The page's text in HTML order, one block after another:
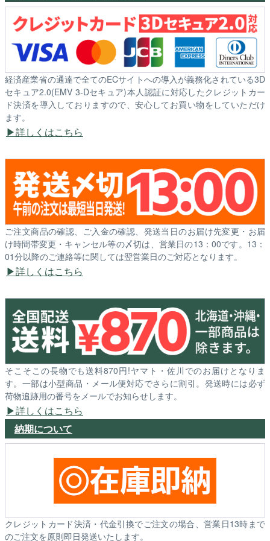
経済産業省の通達で全てのECサイトへの導入が義務化されている3D
セキュア2.0(EMV 3-Dセキュア)本人認証に対応したクレジットカー
ド決済を導入しておりますので、安心してお買い物をしていただけ
ます。
詳しくはこちら
ご注文商品の確認、ご入金の確認、発送当日のお届け先変更・お届
け時間帯変更・キャンセル等の〆切は、営業日の13：00です。13：
01分以降のご連絡等に関しては翌営業日のご対応となります。
詳しくはこちら
そこそこの長物でも送料870円!ヤマト・佐川でのお届けとなりま
す。一部は小型商品・メール便対応でさらに割引。発送時には必ず
荷物追跡用の番号をメールでお知らせします。
詳しくはこちら
納期について
クレジットカード決済・代金引換でご注文の場合、営業日13時まで
のご注文を原則即日発送いたします。